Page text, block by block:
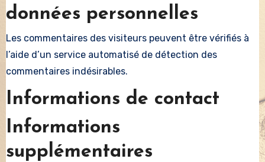
données personnelles
Les commentaires des visiteurs peuvent être vérifiés à
l’aide d’un service automatisé de détection des
commentaires indésirables.
Informations de contact
Informations
supplémentaires